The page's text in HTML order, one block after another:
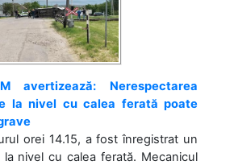
avertizează: Nerespectarea
la nivel cu calea ferată poate
orei 14.15, a fost înregistrat un
nivel cu calea ferată. Mecanicul